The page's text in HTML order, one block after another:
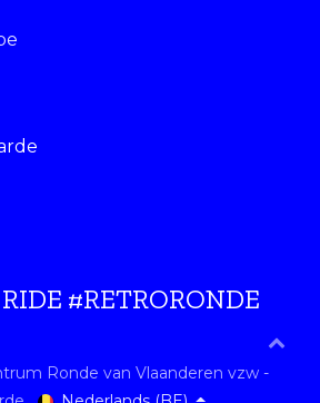
#RETRORONDE
Ronde van Vlaanderen vzw -